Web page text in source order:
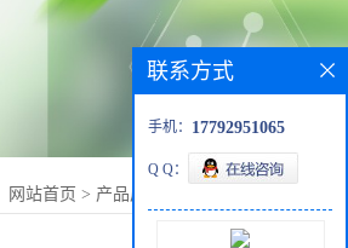
网站首页 > 产品展厅
联系方式
手机： 17792951065
Q Q：